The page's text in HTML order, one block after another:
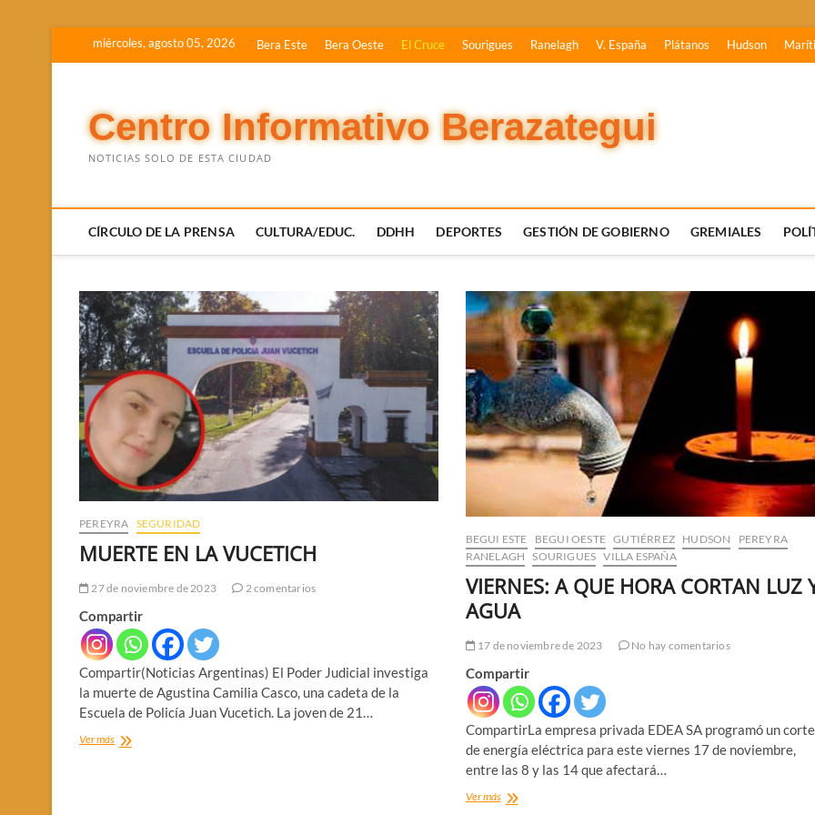
miércoles, agosto 05, 2026 Bera Este Bera Oeste El Cruce Sourigues Ranelagh V. España Plátanos Hudson
Centro Informativo Berazategui
NOTICIAS SOLO DE ESTA CIUDAD
CÍRCULO DE LA PRENSA CULTURA/EDUC. DDHH DEPORTES GESTIÓN DE GOBIERNO GREMIALES
PEREYRA SEGURIDAD
MUERTE EN LA VUCETICH
27 de noviembre de 2023 2 comentarios
Compartir
Compartir(Noticias Argentinas) El Poder Judicial investiga
la muerte de Agustina Camilia Casco, una cadeta de la
Escuela de Policía Juan Vucetich. La joven de 21…
Ver másMUERTE
BEGUI ESTE BEGUI OESTE GUTIÉRREZ HUDSON
PEREYRA
RANELAGH
SOURIGUES VILLA ESPAÑA
VIERNES: A QUE HORA CORTAN LUZ
AGUA
17 de noviembre de 2023 No hay comentarios
Compartir
CompartirLa empresa privada EDEA SA programó un corte
de energía eléctrica para este viernes 17 de noviembre,
entre las 8 y las 14 que afectará…
Ver másVIERNES: